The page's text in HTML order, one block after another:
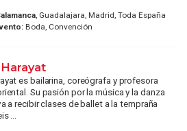
, Guadalajara, Madrid, Toda España
Boda, Convención
es bailarina, coreógrafa y profesora
Su pasión por la música y la danza
a recibir clases de ballet a la tempraña
...